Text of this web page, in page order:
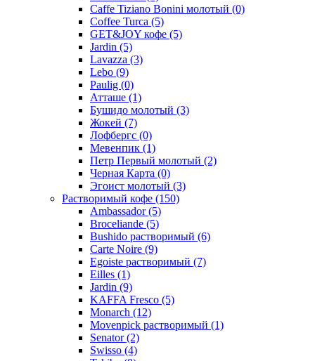
Caffe Tiziano Bonini молотый (0)
Coffee Turca (5)
GET&JOY кофе (5)
Jardin (5)
Lavazza (3)
Lebo (9)
Paulig (0)
Атташе (1)
Бушидо молотый (3)
Жокей (7)
Лофбергс (0)
Мевенпик (1)
Петр Первый молотый (2)
Черная Карта (0)
Эгоист молотый (3)
Растворимый кофе (150)
Ambassador(5)
Broceliande (5)
Bushido растворимый (6)
Carte Noire (9)
Egoiste растворимый (7)
Eilles (1)
Jardin (9)
KAFFA Fresco (5)
Monarch (12)
Movenpick растворимый (1)
Senator(2)
Swisso (4)